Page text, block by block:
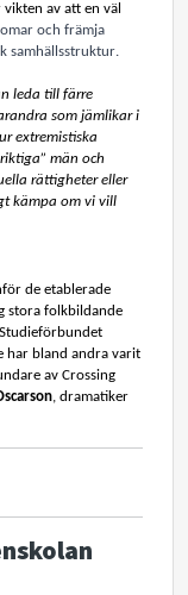
vikten av att en väl
och främja
samhällsstruktur.
leda till färre
som jämlikar i
extremistiska
män och
rättigheter eller
kämpa om vi vill
de etablerade
stora folkbildande
av Crossing
, dramatiker